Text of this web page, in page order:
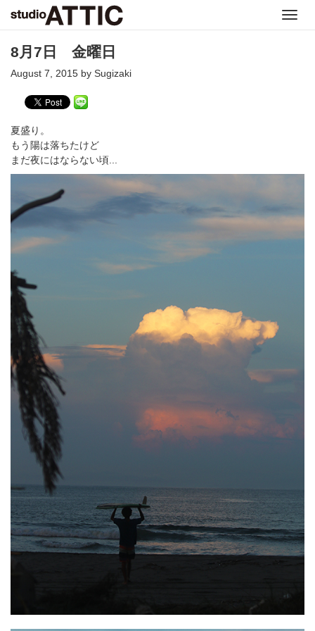
8月7日 金曜日
August 7, 2015 by Sugizaki
夏盛り。
もう陽は落ちたけど
まだ夜にはならない頃...